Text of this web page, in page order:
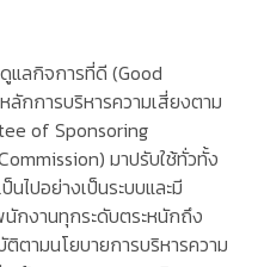
ลกิจการที่ดี (Good
กการบริหารความเสี่ยงตาม
of Sponsoring
มาปรับใช้ทั่วทั้ง
ไปอย่างเป็นระบบและมี
กงานทุกระดับตระหนักถึง
ตามนโยบายการบริหารความ